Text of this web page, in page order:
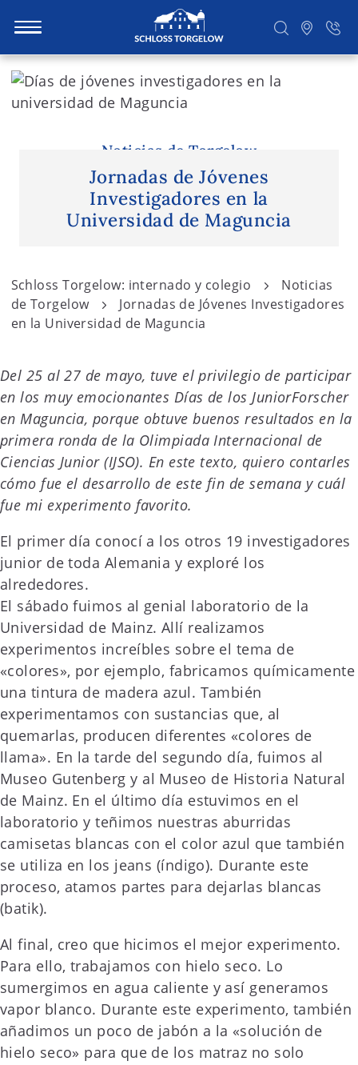
S
Noticias de Torgelow
Jornadas de Jóvenes
Investigadores en la
Universidad de Maguncia
Schloss Torgelow: internado y colegio
Noticias
de Torgelow
Jornadas de Jóvenes Investigadores
en la Universidad de Maguncia
Del 25 al 27 de mayo, tuve el privilegio de participar
en los muy emocionantes Días de los JuniorForscher
en Maguncia, porque obtuve buenos resultados en la
primera ronda de la Olimpiada Internacional de
Ciencias Junior (IJSO). En este texto, quiero contarles
cómo fue el desarrollo de este fin de semana y cuál
fue mi experimento favorito.
El primer día conocí a los otros 19 investigadores
junior de toda Alemania y exploré los
alrededores.
El sábado fuimos al genial laboratorio de la
Universidad de Mainz. Allí realizamos
experimentos increíbles sobre el tema de
«colores», por ejemplo, fabricamos químicamente
una tintura de madera azul. También
experimentamos con sustancias que, al
quemarlas, producen diferentes «colores de
llama». En la tarde del segundo día, fuimos al
Museo Gutenberg y al Museo de Historia Natural
de Mainz. En el último día estuvimos en el
laboratorio y teñimos nuestras aburridas
camisetas blancas con el color azul que también
se utiliza en los jeans (índigo). Durante este
proceso, atamos partes para dejarlas blancas
(batik).
Al final, creo que hicimos el mejor experimento.
Para ello, trabajamos con hielo seco. Lo
sumergimos en agua caliente y así generamos
vapor blanco. Durante este experimento, también
añadimos un poco de jabón a la «solución de
hielo seco» para que de los matraz no solo